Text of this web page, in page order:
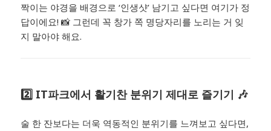
짝이는 야경을 배경으로 ‘인생샷’ 남기고 싶다면 여기가 정
답이에요! 📸 그런데 꼭 창가 쪽 명당자리를 노리는 거 잊
지 말아야 해요.
2️⃣ IT파크에서 활기찬 분위기 제대로 즐기기 🎶
술 한 잔보다는 더욱 역동적인 분위기를 느껴보고 싶다면,